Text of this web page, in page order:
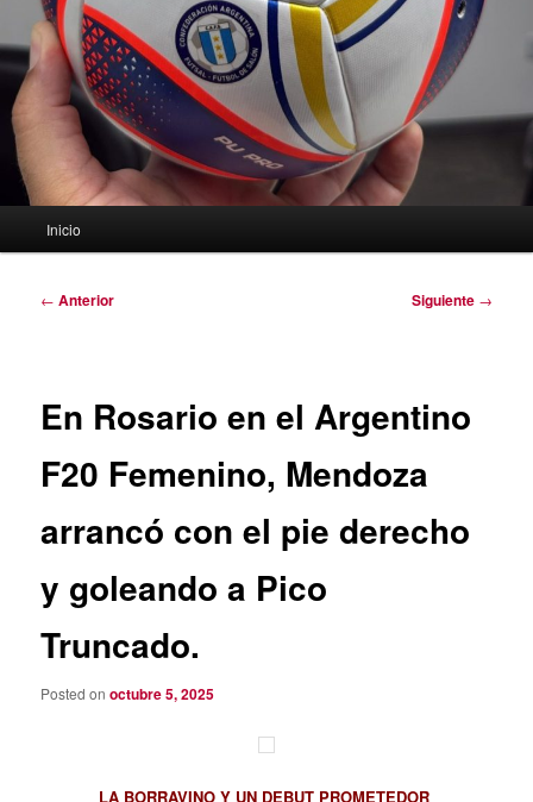
Inicio
Navegación
← Anterior Siguiente →
En Rosario en el Argentino
F20 Femenino, Mendoza
arrancó con el pie derecho
y goleando a Pico
Truncado.
Posted onoctubre 5, 2025
LA BORRAVINO Y UN DEBUT PROMETEDOR